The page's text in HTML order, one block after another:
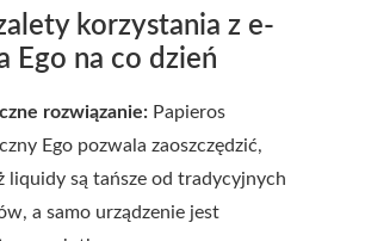
korzystania z e-
Ego na co dzień
rozwiązanie: Papieros
Ego pozwala zaoszczędzić,
liquidy są tańsze od tradycyjnych
a samo urządzenie jest